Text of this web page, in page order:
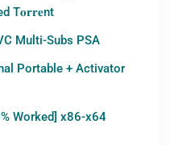
T𝐨𝐫𝐫𝐞nt
Multi-Subs PSA
Portable + Activator
Worked] x86-x64